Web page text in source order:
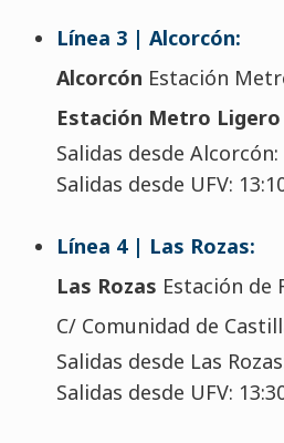
Línea 3 | Alcorcón:
Alcorcón Estación
Estación Metro Ligero
Salidas desde Alcorcón:
Salidas desde UFV:
Línea 4 | Las Rozas:
Las Rozas Estación de
C/ Comunidad de
Salidas desde Las
Salidas desde UFV: